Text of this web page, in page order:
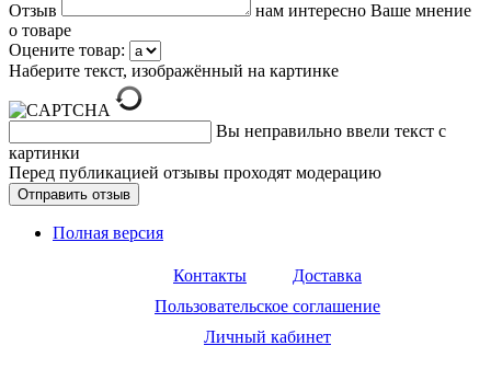
Отзыв
нам интересно Ваше мнение
о товаре
Оцените товар:
Наберите текст, изображённый на картинке
Вы неправильно ввели текст с
картинки
Перед публикацией отзывы проходят модерацию
Полная версия
Контакты
Доставка
Пользовательское соглашение
Личный кабинет